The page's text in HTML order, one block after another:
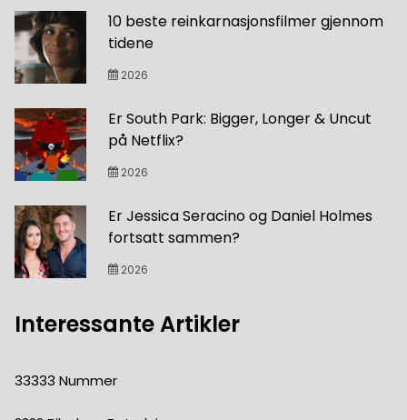
10 beste reinkarnasjonsfilmer gjennom
tidene
2026
Er South Park: Bigger, Longer & Uncut
på Netflix?
2026
Er Jessica Seracino og Daniel Holmes
fortsatt sammen?
2026
Interessante Artikler
33333 Nummer